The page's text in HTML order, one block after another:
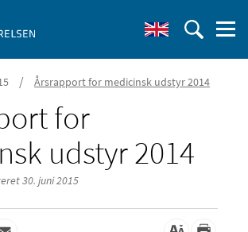
/ Årsrapport for medicinsk udstyr 2014
for
udstyr 2014
30. juni 2015